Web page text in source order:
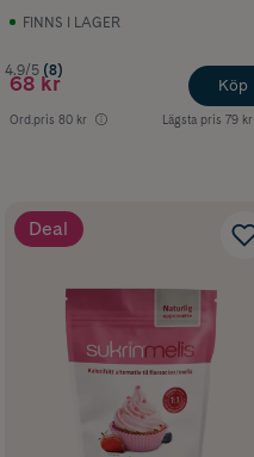
FINNS I LAGER
4.9/5 (8)
68 kr
Ord.pris 80 kr Lägsta pris 79 kr
Köp
Deal